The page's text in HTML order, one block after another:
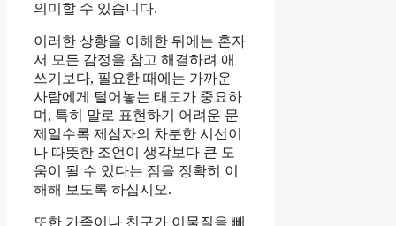
의미할 수 있습니다.
이러한 상황을 이해한 뒤에는 혼자
서 모든 감정을 참고 해결하려 애
쓰기보다, 필요한 때에는 가까운
사람에게 털어놓는 태도가 중요하
며, 특히 말로 표현하기 어려운 문
제일수록 제삼자의 차분한 시선이
나 따뜻한 조언이 생각보다 큰 도
움이 될 수 있다는 점을 정확히 이
해해 보도록 하십시오.
또한 가족이나 친구가 이물질을 빼